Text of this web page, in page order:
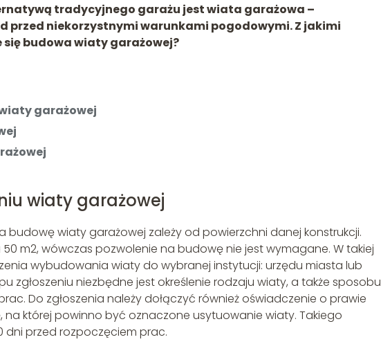
tradycyjnego garażu jest wiata garażowa –
przed niekorzystnymi warunkami pogodowymi. Z jakimi
budowa wiaty garażowej?
garażowej
wiaty garażowej
budowę wiaty garażowej zależy od powierzchni danej konstrukcji.
m2, wówczas pozwolenie na budowę nie jest wymagane. W takiej
wybudowania wiaty do wybranej instytucji: urzędu miasta lub
zgłoszeniu niezbędne jest określenie rodzaju wiaty, a także sposobu
Do zgłoszenia należy dołączyć również oświadczenie o prawie
której powinno być oznaczone usytuowanie wiaty. Takiego
dni przed rozpoczęciem prac.